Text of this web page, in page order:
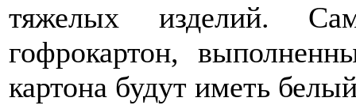
тяжелых изделий.
гофрокартон,
картона будут иметь